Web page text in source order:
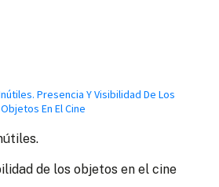
de los objetos en el cine